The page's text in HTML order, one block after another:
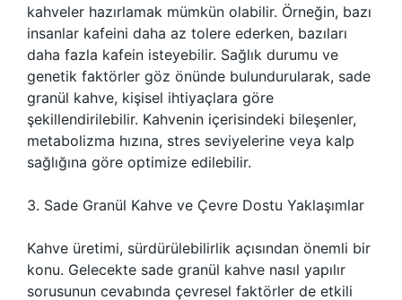
kahveler hazırlamak mümkün olabilir. Örneğin, bazı
insanlar kafeini daha az tolere ederken, bazıları
daha fazla kafein isteyebilir. Sağlık durumu ve
genetik faktörler göz önünde bulundurularak, sade
granül kahve, kişisel ihtiyaçlara göre
şekillendirilebilir. Kahvenin içerisindeki bileşenler,
metabolizma hızına, stres seviyelerine veya kalp
sağlığına göre optimize edilebilir.
3. Sade Granül Kahve ve Çevre Dostu Yaklaşımlar
Kahve üretimi, sürdürülebilirlik açısından önemli bir
konu. Gelecekte sade granül kahve nasıl yapılır
sorusunun cevabında çevresel faktörler de etkili